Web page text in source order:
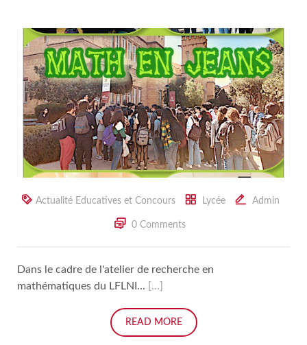
Actualité Educatives et Concours Lycée Admin
0 Comments
Dans le cadre de l'atelier de recherche en
mathématiques du LFLNI...
[…]
READ MORE